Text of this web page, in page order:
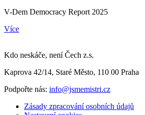
V-Dem Democracy Report 2025
Více
Kdo neskáče, není Čech z.s.
Kaprova 42/14, Staré Město, 110 00 Praha
Podpořte nás: info@jsmemistri.cz
Zásady zpracování osobních údajů